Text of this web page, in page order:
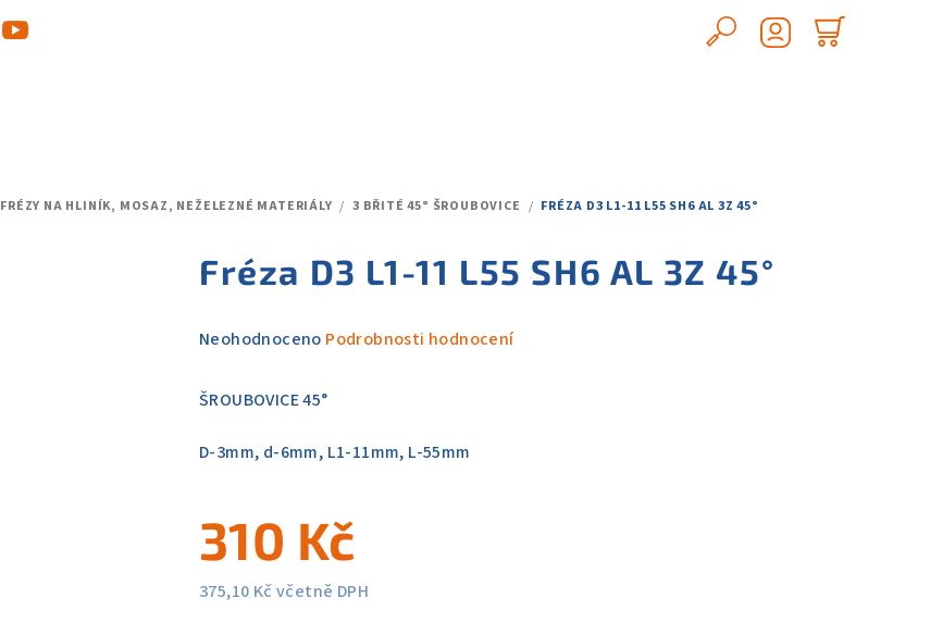
Hledat
FRÉZY NA HLINÍK, MOSAZ, NEŽELEZNÉ MATERIÁLY / 3 BŘITÉ 45° ŠROUBOVICE / FRÉZA D3 L1-11 L55 SH6 AL 3Z 45°
Fréza D3 L1-11 L55 SH6 AL 3Z 45°
Průměrné
produktu
0,0
hvězdiček.
Neohodnoceno Podrobnosti hodnocení
ŠROUBOVICE 45°
D-3mm, d-6mm, L1-11mm, L-55mm
310 Kč
375,10 Kč včetně DPH